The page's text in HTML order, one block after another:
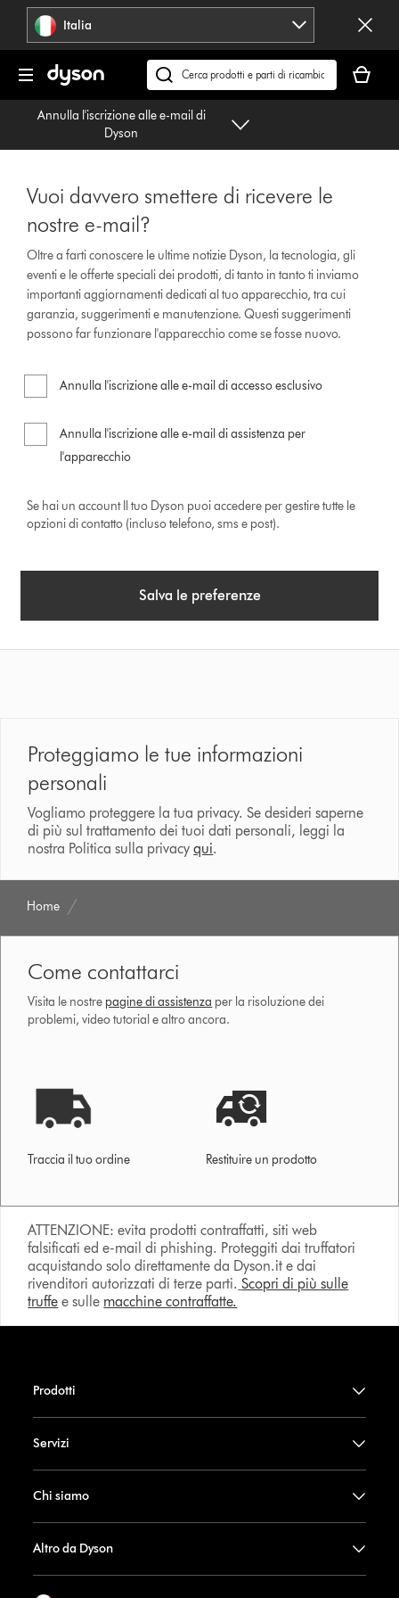
navigazione Italia
Cerca
su
dyson.it
carrello
è
Annulla l'iscrizione alle e-mail di
Dyson
Vuoi davvero smettere di ricevere le
nostre e-mail?
Oltre a farti conoscere le ultime notizie Dyson, la tecnologia, gli
eventi e le offerte speciali dei prodotti, di tanto in tanto ti inviamo
importanti aggiornamenti dedicati al tuo apparecchio, tra cui
garanzia, suggerimenti e manutenzione. Questi suggerimenti
possono far funzionare l'apparecchio come se fosse nuovo.
Annulla l'iscrizione alle e-mail di accesso esclusivo
Annulla l'iscrizione alle e-mail di assistenza per
l'apparecchio
Se hai un account Il tuo Dyson puoi accedere per gestire tutte le
opzioni di contatto (incluso telefono, sms e post).
Salva le preferenze
Proteggiamo le tue informazioni
personali
Vogliamo proteggere la tua privacy. Se desideri saperne
di più sul trattamento dei tuoi dati personali, leggi la
nostra Politica sulla privacyqui.
Home
Come contattarci
Visita le nostre pagine di assistenza per la risoluzione dei
problemi, video tutorial e altro ancora.
Traccia il tuo ordine Restituire un prodotto
ATTENZIONE: evita prodotti contraffatti, siti web
falsificati ed e-mail di phishing. Proteggiti dai truffatori
acquistando solo direttamente da Dyson.it e dai
rivenditori autorizzati di terze parti. Scopri di più sulle
truffe e sulle macchine contraffatte.
Prodotti
Servizi
Chi siamo
Altro da Dyson